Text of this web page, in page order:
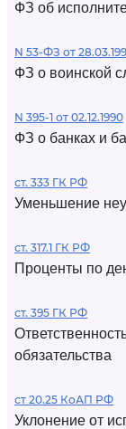
ФЗ об
N 53-ФЗ от
ФЗ о воинской
N 395-1 от 02.12.1990
ФЗ о банках и
ст. 333 ГК РФ
Уменьшение
ст. 317.1 ГК РФ
Проценты по
ст. 395 ГК РФ
обязательства
ст 20.25 КоАП РФ
Уклонение от